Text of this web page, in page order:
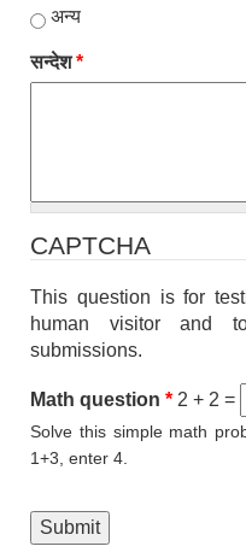
अन्य
सन्देश*
CAPTCHA
This question is for
human visitor and
submissions.
Math question * 2 + 2 =
Solve this simple math
1+3, enter 4.